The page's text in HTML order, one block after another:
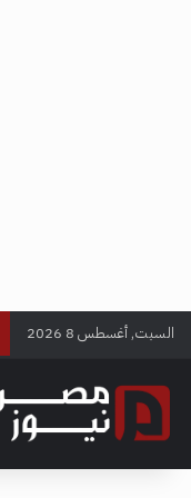
السبت, أغسطس 8 2026